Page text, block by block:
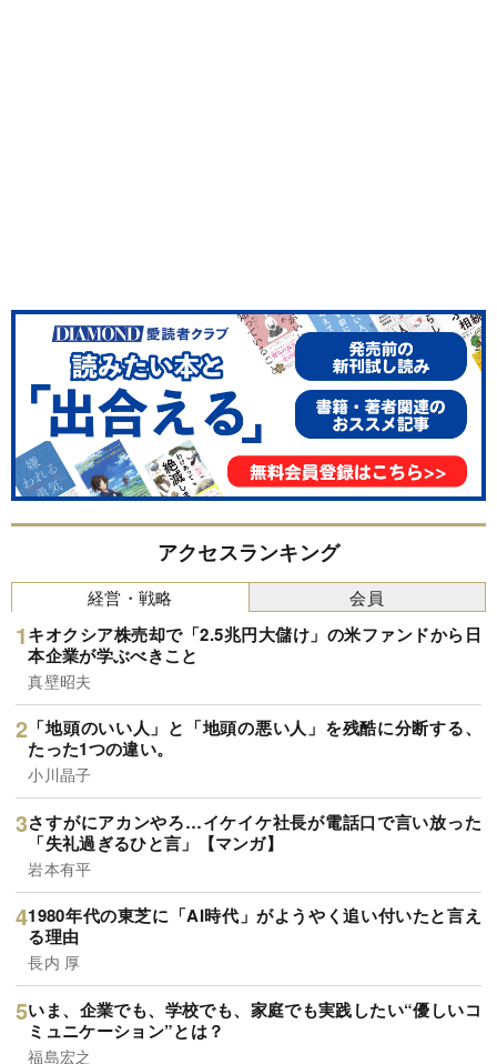
アクセスランキング
経営・戦略
キオクシア株売却で「2.5兆円大儲け」の米ファンドから日
本企業が学ぶべきこと
真壁昭夫
「地頭のいい人」と「地頭の悪い人」を残酷に分断する、
たった1つの違い。
小川晶子
さすがにアカンやろ…イケイケ社長が電話口で言い放った
「失礼過ぎるひと言」【マンガ】
岩本有平
1980年代の東芝に「AI時代」がようやく追い付いたと言え
る理由
長内 厚
いま、企業でも、学校でも、家庭でも実践したい“優しいコ
ミュニケーション”とは？
福島宏之
会員